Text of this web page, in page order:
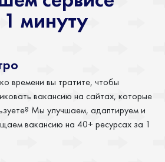
1 минуту
времени вы тратите, чтобы
вакансию на сайтах, которые
Мы улучшаем, адаптируем и
вакансию на 40+ ресурсах за 1